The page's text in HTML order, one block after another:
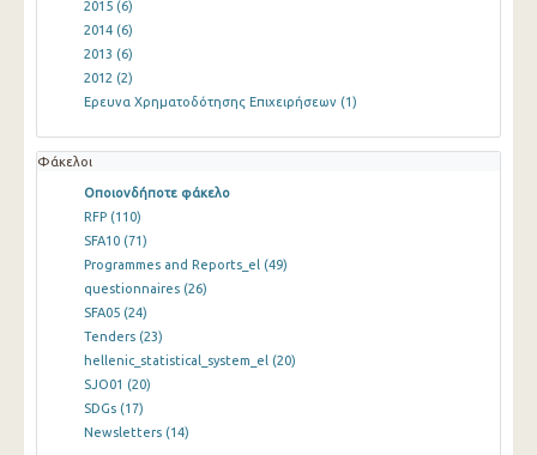
2015 (6)
2014 (6)
2013 (6)
2012 (2)
Ερευνα Χρηματοδότησης Επιχειρήσεων (1)
Φάκελοι
Οποιονδήποτε φάκελο
RFP (110)
SFA10 (71)
Programmes and Reports_el (49)
questionnaires (26)
SFA05 (24)
Tenders (23)
hellenic_statistical_system_el (20)
SJO01 (20)
SDGs (17)
Newsletters (14)